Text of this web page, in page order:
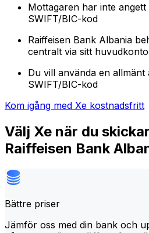
Mottagaren har inte
SWIFT/BIC-kod
Raiffeisen Bank Albania
centralt via sitt
Du vill använda en
SWIFT/BIC-kod
Kom igång med Xe kostnadsfritt
Välj Xe när du
Raiffeisen Bank
Bättre priser
Jämför oss med din bank och